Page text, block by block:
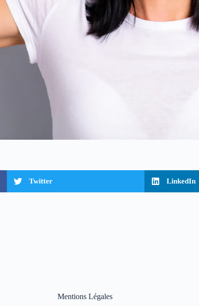
Twitter LinkedIn
Mentions Légales